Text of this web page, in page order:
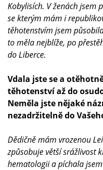
Kobylisích. V ženách jsem
se kterým mám i
těhotenstvím jsem
to měla nejblíže, po
do Liberce.
Vdala jste se a
těhotenství až do
Neměla jste nějaké
nezadržitelně do
Dědičně mám vrozenou
způsobuje větší srážlivost
hematologii a píchala